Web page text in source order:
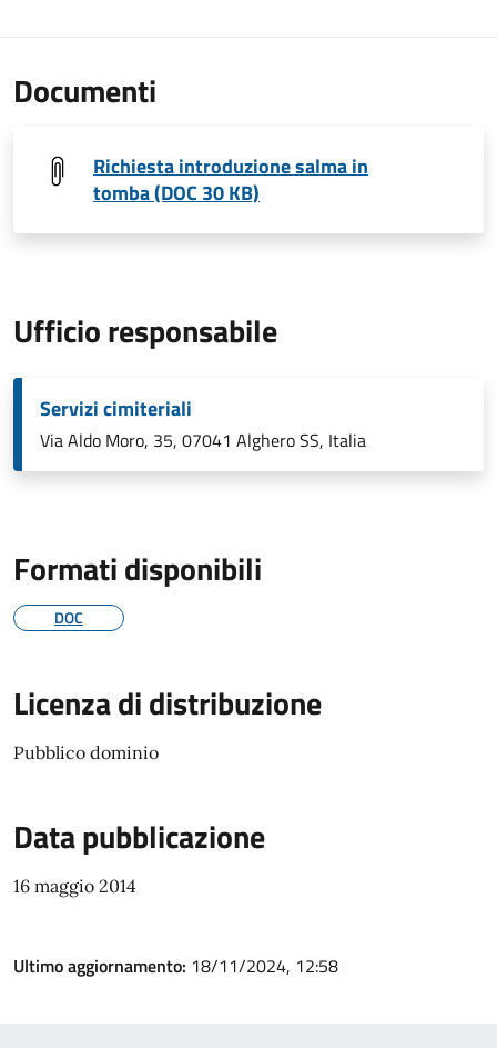
Documenti
Richiesta introduzione salma in
tomba (DOC 30 KB)
Ufficio responsabile
Servizi cimiteriali
Via Aldo Moro, 35, 07041 Alghero SS, Italia
Formati disponibili
DOC
Licenza di distribuzione
Pubblico dominio
Data pubblicazione
16 maggio 2014
Ultimo aggiornamento: 18/11/2024, 12:58